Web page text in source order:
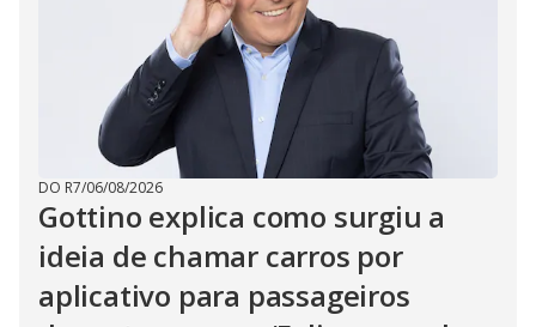
DO R7/06/08/2026
Gottino explica como surgiu a
ideia de chamar carros por
aplicativo para passageiros